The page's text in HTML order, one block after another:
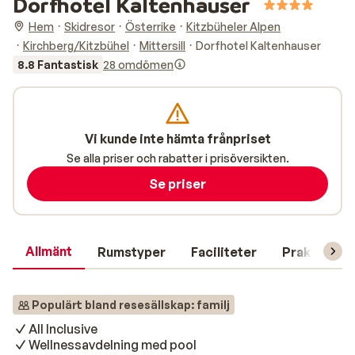
Hem Skidresor Österrike
Kitzbüheler Alpen
Kirchberg/Kitzbühel
Mittersill
Dorfhotel Kaltenhauser
8.8 Fantastisk 28 omdömen
Allmänt Rumstyper Faciliteter Praktisk
Populärt bland resesällskap: familj
All Inclusive
Wellnessavdelning med pool
Vi kunde inte hämta frånpriset
Se alla priser och rabatter i prisöversikten.
Se priser